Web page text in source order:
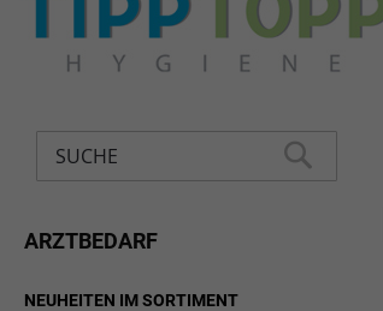
SUCHE
ARZTBEDARF
NEUHEITEN IM SORTIMENT